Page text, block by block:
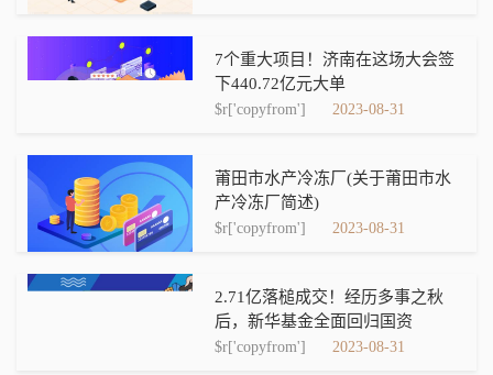
7个重大项目！济南在这场大会签
下440.72亿元大单
$r['copyfrom'] 2023-08-31
莆田市水产冷冻厂(关于莆田市水
产冷冻厂简述)
$r['copyfrom'] 2023-08-31
2.71亿落槌成交！经历多事之秋
后，新华基金全面回归国资
$r['copyfrom'] 2023-08-31